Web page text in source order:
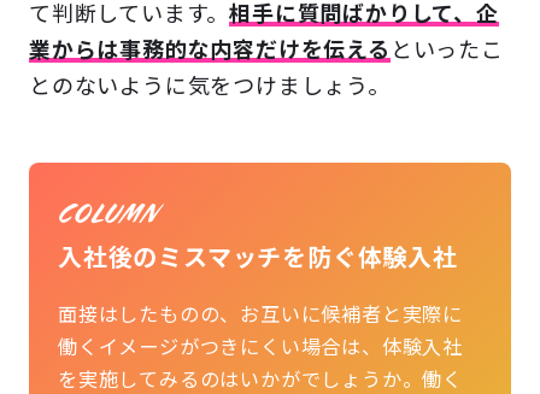
て判断しています。相手に質問ばかりして、企
業からは事務的な内容だけを伝える といったこ
とのないように気をつけましょう。
入社後のミスマッチを防ぐ体験入社
面接はしたものの、お互いに候補者と実際に
働くイメージがつきにくい場合は、体験入社
を実施してみるのはいかがでしょうか。働く